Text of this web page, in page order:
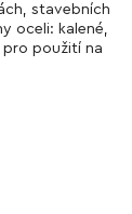
stavebních
oceli: kalené,
pro použití na